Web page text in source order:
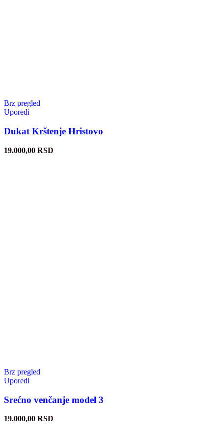
Brz pregled
Uporedi
Dukat Krštenje Hristovo
19.000,00 RSD
Brz pregled
Uporedi
Srećno venčanje model 3
19.000,00 RSD